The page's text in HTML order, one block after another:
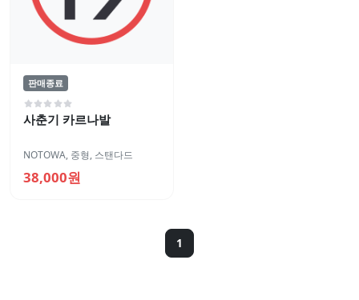
판매종료
사춘기 카르나발
NOTOWA, 중형, 스탠다드
38,000원
1